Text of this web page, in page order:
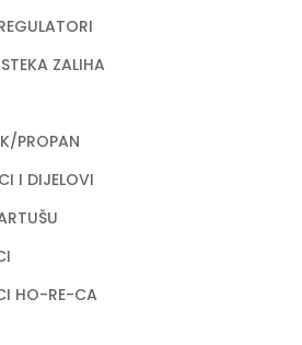
ZALIHA
PROPAN
I DIJELOVI
HO-RE-CA